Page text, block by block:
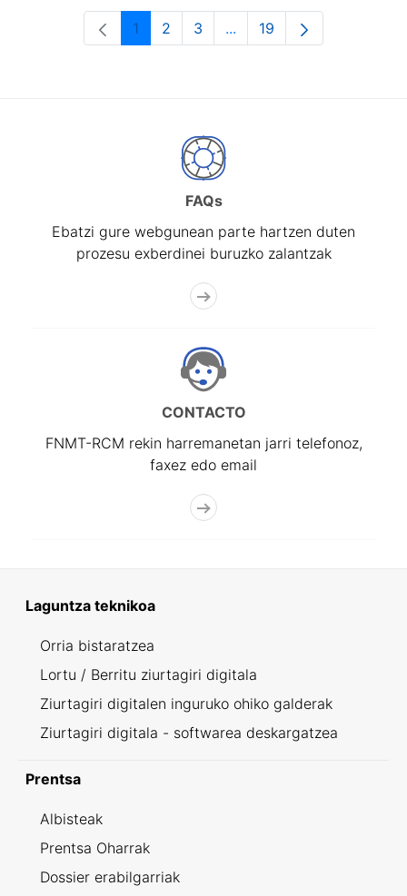
Orrialdea
1 Orrialdea
2 Orrialdea
3 ...Intermediate Pages Use
Orrialdea
19
FAQs
Ebatzi gure webgunean parte hartzen duten
prozesu exberdinei buruzko zalantzak
CONTACTO
FNMT-RCM rekin harremanetan jarri telefonoz,
faxez edo email
Laguntza teknikoa
Orria bistaratzea
Lortu / Berritu ziurtagiri digitala
Ziurtagiri digitalen inguruko ohiko galderak
Ziurtagiri digitala - softwarea deskargatzea
Prentsa
Albisteak
Prentsa Oharrak
Dossier erabilgarriak